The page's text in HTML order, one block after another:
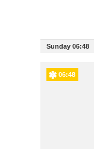
Sunday 06:48
06:48